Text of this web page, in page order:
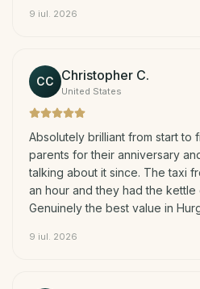
9 iul. 2026
CC Christopher C.
United States
Absolutely brilliant from start to
parents for their anniversary
talking about it since. The taxi
an hour and they had the
Genuinely the best value in
9 iul. 2026